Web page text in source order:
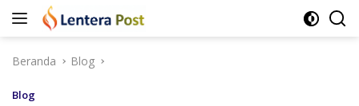
Langsung
Beranda
Blog
Blog